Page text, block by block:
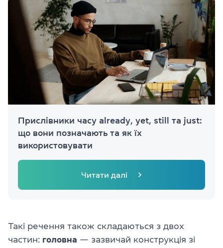
Прислівники часу already, yet, still та just:
що вони позначають та як їх
використовувати
Читати далі
Такі речення також складаються з двох
частин: головна — зазвичай конструкція зі